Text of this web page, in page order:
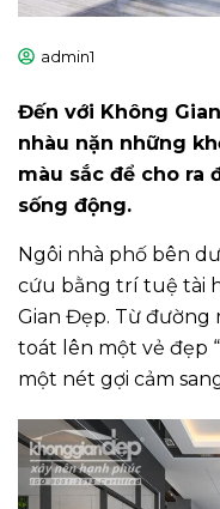
admin1
Đến với Không
nhàu nặn những
màu sắc để cho ra
sống động.
Ngôi nhà phố bên
cứu bằng trí tuệ tài
Gian Đẹp. Từ đường
toát lên một vẻ đẹp
một nét gợi cảm